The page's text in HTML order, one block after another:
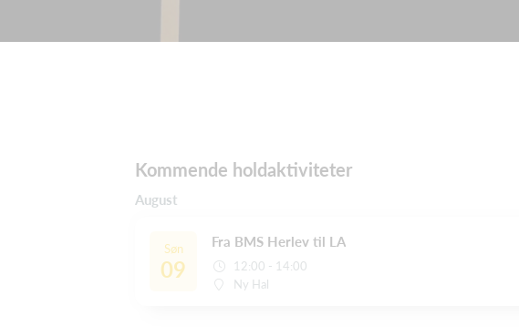
Kommende holdaktiviteter
August
Søn
09
Fra BMS Herlev til LA
12:00 - 14:00
Ny Hal